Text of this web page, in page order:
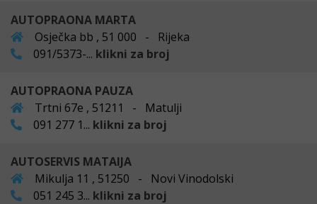
AUTOPRAONA MARTA
Osječka bb , 51 000 - Rijeka
091/5373-... klikni za broj
AUTOPRAONA PAUZA
Trtni 67e , 51211 - Matulji
091 277 1... klikni za broj
AUTOSERVIS MATAIJA
Mikulja 11 , 51250 - Novi Vinodolski
051 245 3... klikni za broj